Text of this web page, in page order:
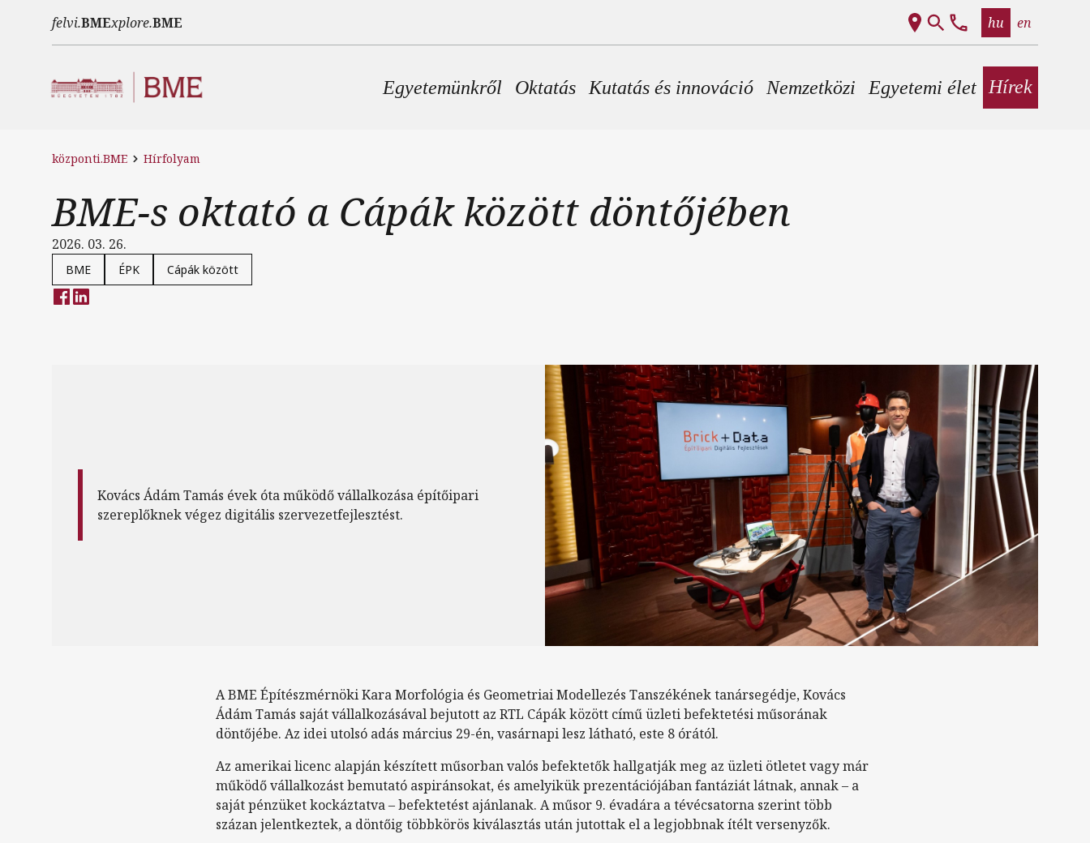
felvi.BMExplore.BME hu en
Fő navigáció
Egyetemünkről Oktatás Kutatás és innováció Nemzetközi Egyetemi élet Hírek
központi.BME Hírfolyam
BME-s oktató a Cápák között döntőjében
2026. 03. 26.
BME ÉPK Cápák között
Kovács Ádám Tamás évek óta működő vállalkozása építőipari
szereplőknek végez digitális szervezetfejlesztést.
A BME Építészmérnöki Kara Morfológia és Geometriai Modellezés Tanszékének tanársegédje, Kovács
Ádám Tamás saját vállalkozásával bejutott az RTL Cápák között című üzleti befektetési műsorának
döntőjébe. Az idei utolsó adás március 29-én, vasárnapi lesz látható, este 8 órától.
Az amerikai licenc alapján készített műsorban valós befektetők hallgatják meg az üzleti ötletet vagy már
működő vállalkozást bemutató aspiránsokat, és amelyikük prezentációjában fantáziát látnak, annak – a
saját pénzüket kockáztatva – befektetést ajánlanak. A műsor 9. évadára a tévécsatorna szerint több
százan jelentkeztek, a döntőig többkörös kiválasztás után jutottak el a legjobbnak ítélt versenyzők.